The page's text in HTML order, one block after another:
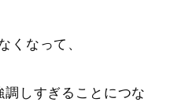
くなって、
しすぎることにつな